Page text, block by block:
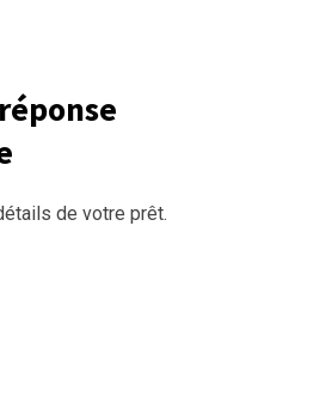
de votre prêt.